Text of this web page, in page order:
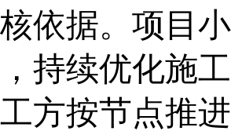
依据。项目
持续优化施
方按节点推